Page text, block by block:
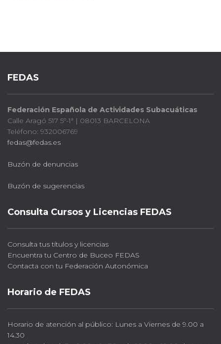
FEDAS
Federación Española de Actividades Subacuáticas
Calle Aragó 517 5º-1ª | 08013 BARCELONA
Teléfono: 932006769
fedas@fedas.es
Buzón de denuncias
Buzón de sugerencias
Consulta Cursos y Licencias FEDAS
Consulta tus títulos y licencias
Encuentra tu Centro de Buceo FEDAS
Contacta con tu Federación Autonómica
Horario de FEDAS
Horario de atención al público: Lunes a Viernes de 9.00 a
14.30